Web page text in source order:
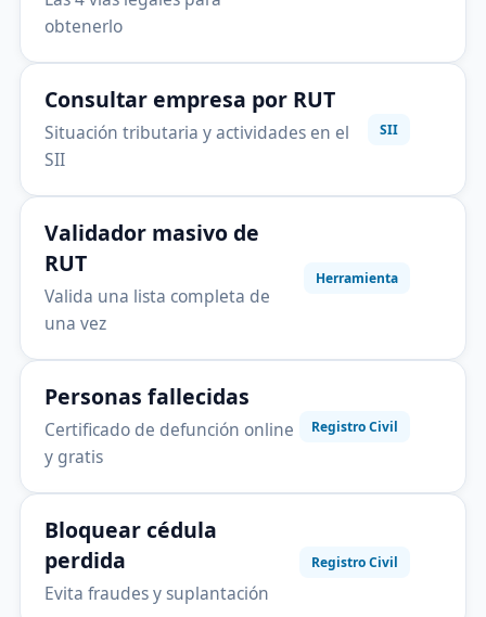
obtenerlo
Consultar empresa por RUT
Situación tributaria y actividades en el
SII
SII
Validador masivo de
RUT
Valida una lista completa de
una vez
Herramienta
Personas fallecidas
Certificado de defunción online
y gratis
Registro Civil
Bloquear cédula
perdida
Evita fraudes y suplantación
Registro Civil